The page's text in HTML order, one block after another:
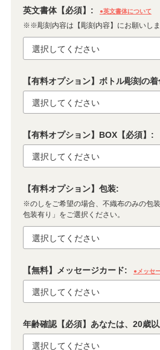
英文書体【必須】: ●英文書体について
※※彫刻内容は【彫刻内容】にお願いし
【有料オプション】ボトル彫刻の
【有料オプション】BOX【必須】:
【有料オプション】包装:
※のしをご希望の場合、不織布のみの包
包装有り」をご選択ください。
【無料】メッセージカード: ●メッセ
年齢確認【必須】あなたは、20歳